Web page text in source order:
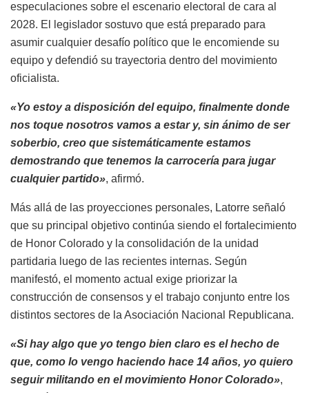
especulaciones sobre el escenario electoral de cara al
2028. El legislador sostuvo que está preparado para
asumir cualquier desafío político que le encomiende su
equipo y defendió su trayectoria dentro del movimiento
oficialista.
«Yo estoy a disposición del equipo, finalmente donde
nos toque nosotros vamos a estar y, sin ánimo de ser
soberbio, creo que sistemáticamente estamos
demostrando que tenemos la carrocería para jugar
cualquier partido», afirmó.
Más allá de las proyecciones personales, Latorre señaló
que su principal objetivo continúa siendo el fortalecimiento
de Honor Colorado y la consolidación de la unidad
partidaria luego de las recientes internas. Según
manifestó, el momento actual exige priorizar la
construcción de consensos y el trabajo conjunto entre los
distintos sectores de la Asociación Nacional Republicana.
«Si hay algo que yo tengo bien claro es el hecho de
que, como lo vengo haciendo hace 14 años, yo quiero
seguir militando en el movimiento Honor Colorado»,